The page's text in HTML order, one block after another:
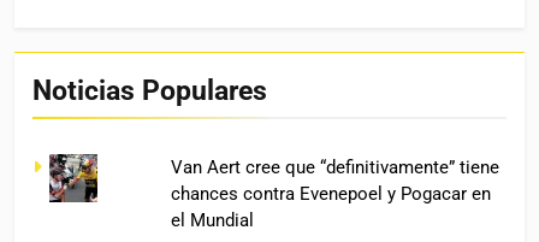
Noticias Populares
Van Aert cree que “definitivamente” tiene
chances contra Evenepoel y Pogacar en
el Mundial